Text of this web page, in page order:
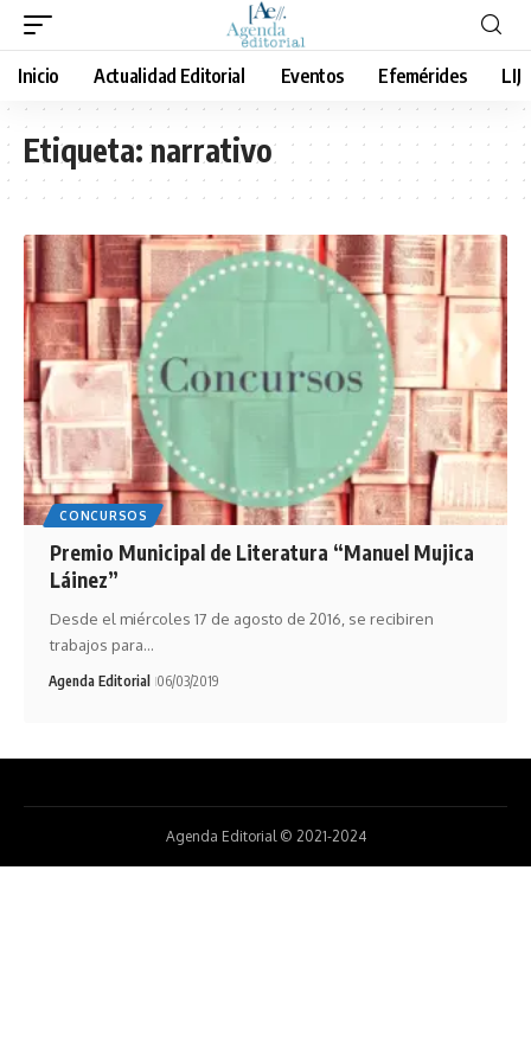
Inicio Actualidad Editorial Eventos Efemérides LIJ
Etiqueta:narrativo
CONCURSOS
Premio Municipal de Literatura “Manuel Mujica
Láinez”
Desde el miércoles 17 de agosto de 2016, se recibiren
trabajos para…
Agenda Editorial 06/03/2019
Agenda Editorial © 2021-2024